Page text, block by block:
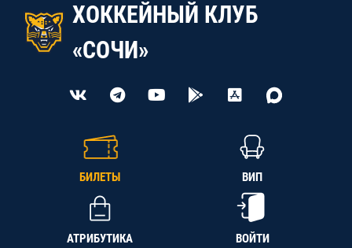
ХОККЕЙНЫЙ КЛУБ
«СОЧИ»
БИЛЕТЫ ВИП
АТРИБУТИКА ВОЙТИ